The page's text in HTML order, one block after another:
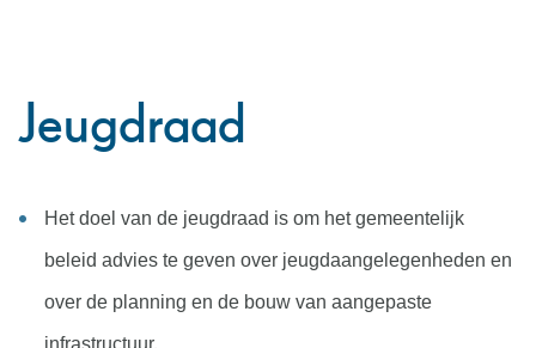
Jeugdraad
Het doel van de jeugdraad is om het gemeentelijk
beleid advies te geven over jeugdaangelegenheden en
over de planning en de bouw van aangepaste
infrastructuur.